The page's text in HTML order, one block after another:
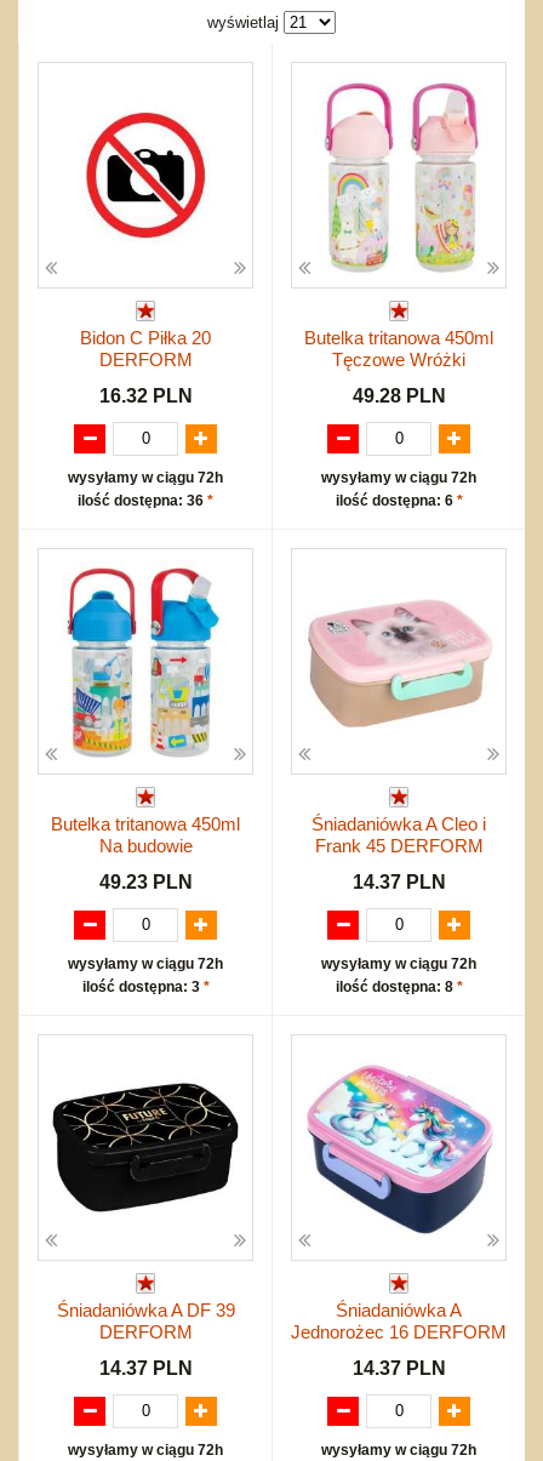
Pojazdy
Zakupy hurtowe
Koszty przesyłki
Regulamin
Mapa produktów
wyświetlaj
Bidon C Piłka 20
DERFORM
16.32 PLN
wysyłamy w ciągu 72h
ilość dostępna: 36 *
Butelka tritanowa 450ml
Tęczowe Wróżki
49.28 PLN
wysyłamy w ciągu 72h
ilość dostępna: 6 *
Butelka tritanowa 450ml
Na budowie
49.23 PLN
wysyłamy w ciągu 72h
ilość dostępna: 3 *
Śniadaniówka A Cleo i
Frank 45 DERFORM
14.37 PLN
wysyłamy w ciągu 72h
ilość dostępna: 8 *
Śniadaniówka A DF 39
DERFORM
14.37 PLN
wysyłamy w ciągu 72h
Śniadaniówka A
Jednorożec 16 DERFORM
14.37 PLN
wysyłamy w ciągu 72h